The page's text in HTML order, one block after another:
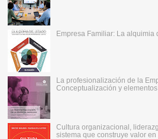
Empresa Familiar: La alquimia
La profesionalización de la
Conceptualización y
Cultura organizacional,
sistema que construye valor